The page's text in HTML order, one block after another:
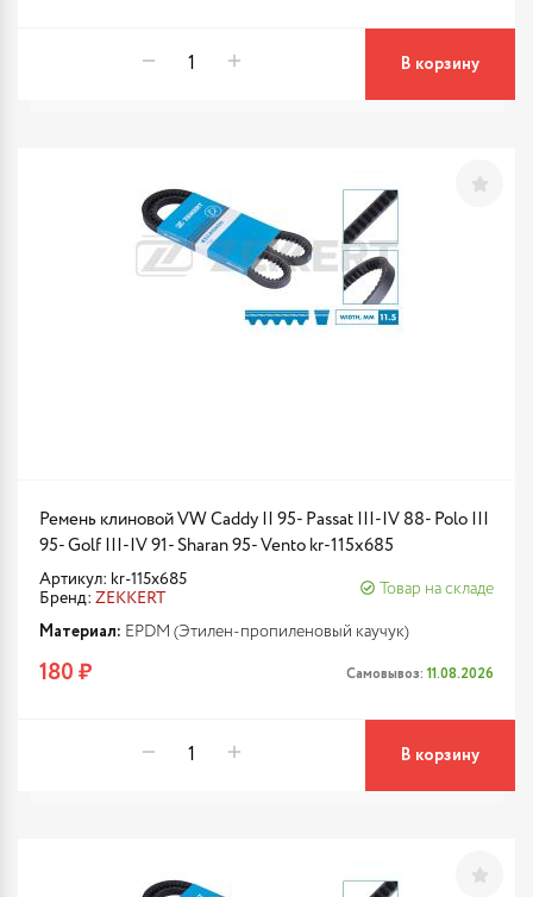
В корзину
Ремень клиновой VW Caddy II 95- Passat III-IV 88- Polo III
95- Golf III-IV 91- Sharan 95- Vento kr-115x685
Артикул: kr-115x685
Бренд: ZEKKERT
Товар на складе
Материал: EPDM (Этилен-пропиленовый каучук)
180 ₽ Самовывоз: 11.08.2026
В корзину